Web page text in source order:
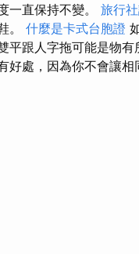
一直保持不變。 旅行
。 什麼是卡式台胞證
平跟人字拖可能是物有
好處，因為你不會讓相